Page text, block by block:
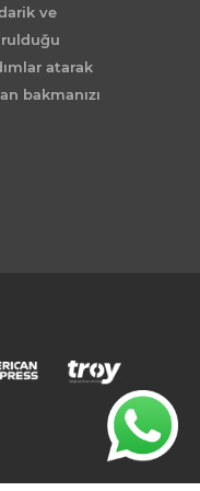
ve
atarak
bakmanızı